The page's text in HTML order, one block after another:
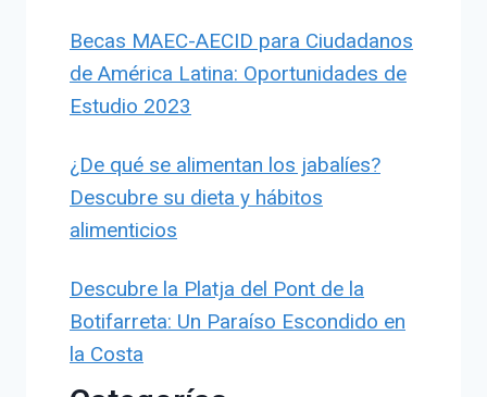
Becas MAEC-AECID para Ciudadanos
de América Latina: Oportunidades de
Estudio 2023
¿De qué se alimentan los jabalíes?
Descubre su dieta y hábitos
alimenticios
Descubre la Platja del Pont de la
Botifarreta: Un Paraíso Escondido en
la Costa